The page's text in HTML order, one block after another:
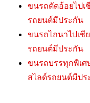
ขนรถตัดอ้อยไป
รถยนต์มีประกัน
ขนรถไถนาไปเ
รถยนต์มีประกัน
ขนรถบรรทุกพิเ
สไลด์รถยนต์มีปร